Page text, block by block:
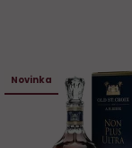
Novinka